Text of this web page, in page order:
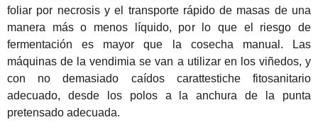
foliar por necrosis y el transporte rápido de masas de una
manera más o menos líquido, por lo que el riesgo de
fermentación es mayor que la cosecha manual.
Las
máquinas de la vendimia se van a utilizar en los viñedos, y
con no demasiado caídos carattestiche fitosanitario
adecuado, desde los polos a la anchura de la punta
pretensado adecuada.